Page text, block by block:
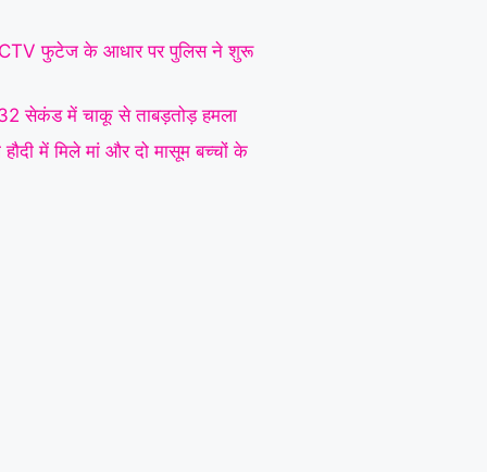
फुटेज के आधार पर पुलिस ने शुरू
32 सेकंड में चाकू से ताबड़तोड़ हमला
में मिले मां और दो मासूम बच्चों के